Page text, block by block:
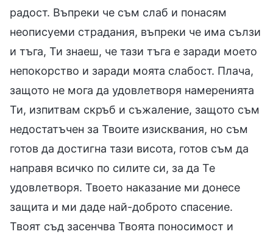
радост. Въпреки че съм слаб и понасям
неописуеми страдания, въпреки че има сълзи
и тъга, Ти знаеш, че тази тъга е заради моето
непокорство и заради моята слабост. Плача,
защото не мога да удовлетворя намеренията
Ти, изпитвам скръб и съжаление, защото съм
недостатъчен за Твоите изисквания, но съм
готов да достигна тази висота, готов съм да
направя всичко по силите си, за да Те
удовлетворя. Твоето наказание ми донесе
защита и ми даде най-доброто спасение.
Твоят съд засенчва Твоята поносимост и